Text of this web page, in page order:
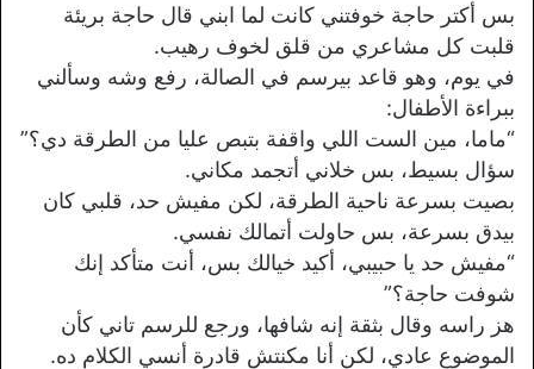
بس أكتر حاجة خوفتني كانت لما ابني قال حاجة بريئة
قلبت كل مشاعري من قلق لخوف رهيب.
في يوم، وهو قاعد بيرسم في الصالة، رفع وشه وسألني
ببراءة الأطفال:
“ماما، مين الست اللي واقفة بتبص عليا من الطرقة دي؟”
سؤال بسيط، بس خلاني أتجمد مكاني.
بصيت بسرعة ناحية الطرقة، لكن مفيش حد، قلبي كان
بيدق بسرعة، بس حاولت أتمالك نفسي.
“مفيش حد يا حبيبي، أكيد خيالك بس، أنت متأكد إنك
شوفت حاجة؟”
هز راسه وقال بثقة إنه شافها، ورجع للرسم تاني كأن
الموضوع عادي، لكن أنا مكنتش قادرة أنسي الكلام ده.